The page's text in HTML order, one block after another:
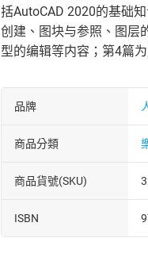
括AutoCAD 2020的基础
创建、图块与参照、图层
型的编辑等内容；第4篇
品牌
商品分類
商品貨號(SKU)
ISBN